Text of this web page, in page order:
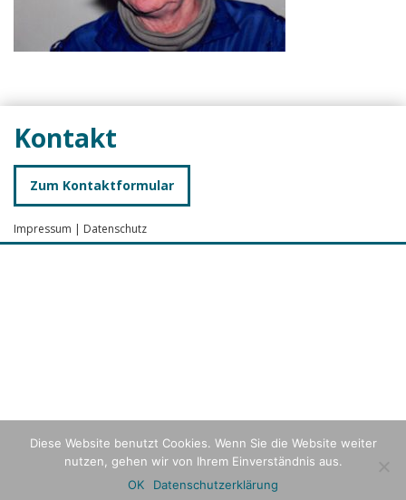
Kontakt
Zum Kontaktformular
Impressum | Datenschutz
Diese Website benutzt Cookies. Wenn Sie die Website weiter
nutzen, gehen wir von Ihrem Einverständnis aus.
OK
Datenschutzerklärung